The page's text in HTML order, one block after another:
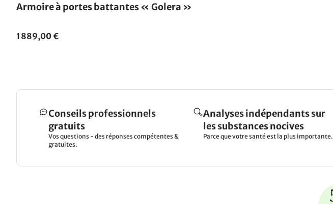
Armoire à portes battantes « Golera »
1 889,00 €
Conseils professionnels
gratuits
Vos questions - des réponses compétentes &
gratuites.
Analyses indépendants sur
les substances nocives
Parce que votre santé est la plus importante.